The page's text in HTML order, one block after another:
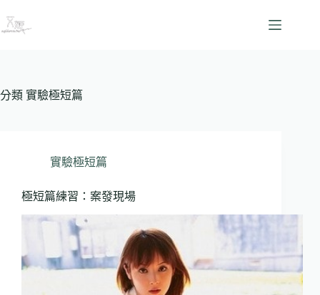
至
容
分類 實驗極短篇
實驗極短篇
極短篇練習：案發現場